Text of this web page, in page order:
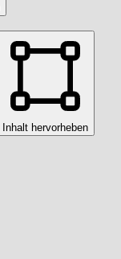
Inhalt hervorheben